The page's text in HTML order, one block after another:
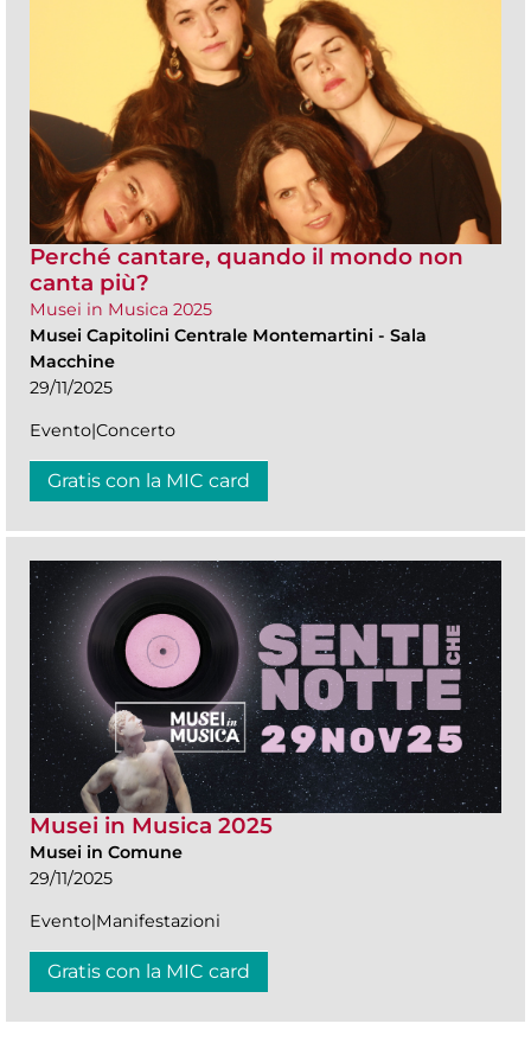
Perché cantare, quando il mondo non
canta più?
Musei in Musica 2025
Musei Capitolini Centrale Montemartini - Sala
Macchine
29/11/2025
Evento|Concerto
Gratis con la MIC card
Musei in Musica 2025
Musei in Comune
29/11/2025
Evento|Manifestazioni
Gratis con la MIC card